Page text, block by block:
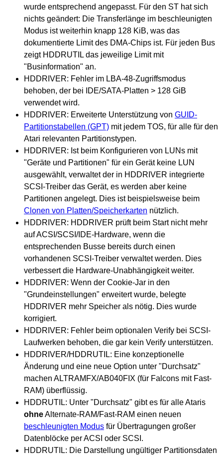
wurde entsprechend angepasst. Für den ST hat sich
nichts geändert: Die Transferlänge im beschleunigten
Modus ist weiterhin knapp 128 KiB, was das
dokumentierte Limit des DMA-Chips ist. Für jeden Bus
zeigt HDDRUTIL das jeweilige Limit mit
"Businformation" an.
HDDRIVER: Fehler im LBA-48-Zugriffsmodus
behoben, der bei IDE/SATA-Platten > 128 GiB
verwendet wird.
HDDRIVER: Erweiterte Unterstützung von GUID-
Partitionstabellen (GPT) mit jedem TOS, für alle für den
Atari relevanten Partitionstypen.
HDDRIVER: Ist beim Konfigurieren von LUNs mit
"Geräte und Partitionen" für ein Gerät keine LUN
ausgewählt, verwaltet der in HDDRIVER integrierte
SCSI-Treiber das Gerät, es werden aber keine
Partitionen angelegt. Dies ist beispielsweise beim
Clonen von Platten/Speicherkarten nützlich.
HDDRIVER: HDDRIVER prüft beim Start nicht mehr
auf ACSI/SCSI/IDE-Hardware, wenn die
entsprechenden Busse bereits durch einen
vorhandenen SCSI-Treiber verwaltet werden. Dies
verbessert die Hardware-Unabhängigkeit weiter.
HDDRIVER: Wenn der Cookie-Jar in den
"Grundeinstellungen" erweitert wurde, belegte
HDDRIVER mehr Speicher als nötig. Dies wurde
korrigiert.
HDDRIVER: Fehler beim optionalen Verify bei SCSI-
Laufwerken behoben, die gar kein Verify unterstützen.
HDDRIVER/HDDRUTIL: Eine konzeptionelle
Änderung und eine neue Option unter "Durchsatz"
machen ALTRAMFX/AB040FIX (für Falcons mit Fast-
RAM) überflüssig.
HDDRUTIL: Unter "Durchsatz" gibt es für alle Ataris
ohneAlternate-RAM/Fast-RAM einen neuen
beschleunigten Modus für Übertragungen großer
Datenblöcke per ACSI oder SCSI.
HDDRUTIL: Die Darstellung ungültiger Partitionsdaten